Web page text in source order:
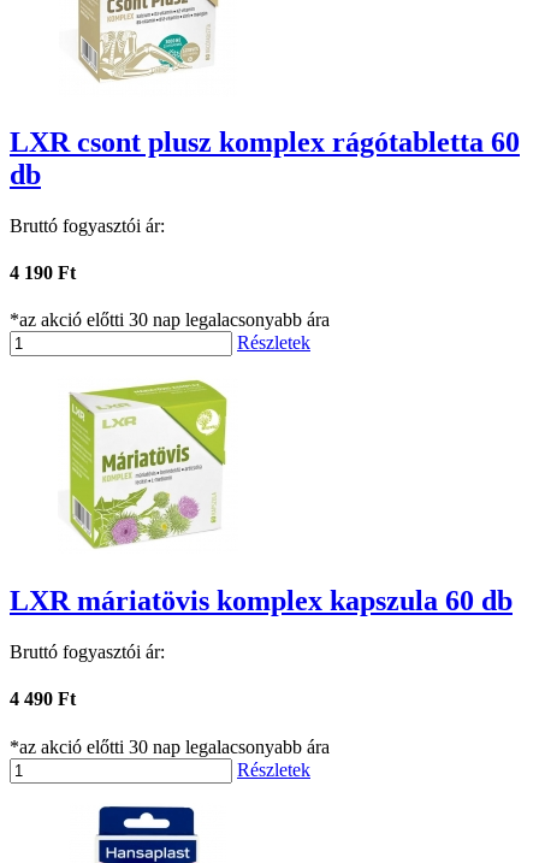
LXR csont plusz komplex rágótabletta 60
db
Bruttó fogyasztói ár:
4 190 Ft
*az akció előtti 30 nap legalacsonyabb ára
Részletek
LXR máriatövis komplex kapszula 60 db
Bruttó fogyasztói ár:
4 490 Ft
*az akció előtti 30 nap legalacsonyabb ára
Részletek